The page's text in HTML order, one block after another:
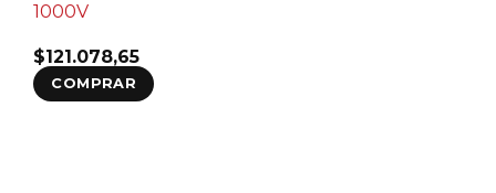
1000V
$121.078,65
COMPRAR